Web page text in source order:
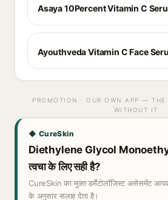
Asaya 10Percent Vitamin C
Ayouthveda Vitamin C Face
PROMOTION · OUR OWN APP — THE
WITHOUT IT
◆ CureSkin
Diethylene Glycol
त्वचा के लिए सही है?
CureSkin का मुफ़्त डर्मेटोलॉजिस्ट असेसमेंट
के अनुसार सलाह देता है।